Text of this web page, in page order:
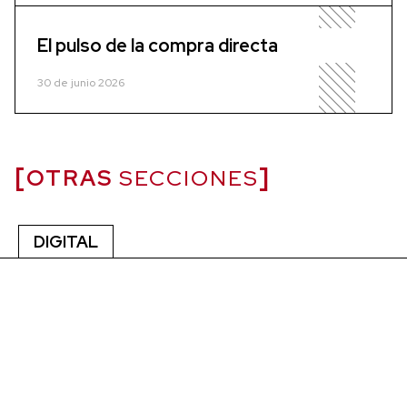
El pulso de la compra directa
30 de junio 2026
OTRAS SECCIONES
DIGITAL